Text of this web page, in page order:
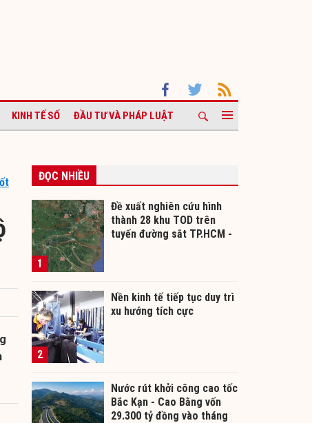
KINH TẾ SỐ ĐẦU TƯ VÀ PHÁP LUẬT
ĐỌC NHIỀU
1
Đề xuất nghiên cứu hình
thành 28 khu TOD trên
tuyến đường sắt TP.HCM -
2
Nền kinh tế tiếp tục duy trì
xu hướng tích cực
Nước rút khởi công cao tốc
Bắc Kạn - Cao Bằng vốn
29.300 tỷ đồng vào tháng